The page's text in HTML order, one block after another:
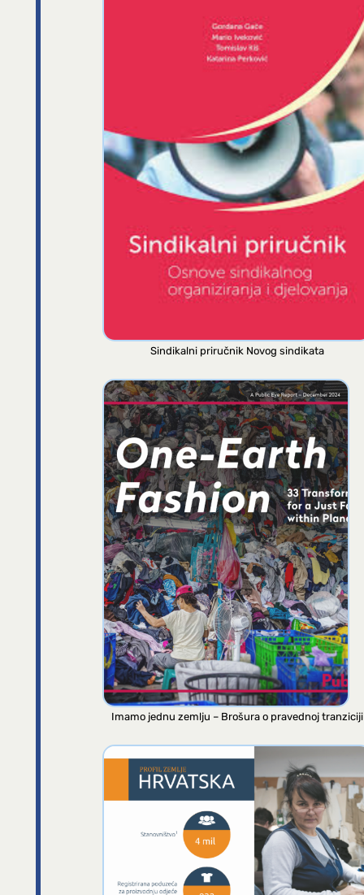
Sindikalni priručnik Novog sindikata
Imamo jednu zemlju – Brošura o pravednoj tranziciji